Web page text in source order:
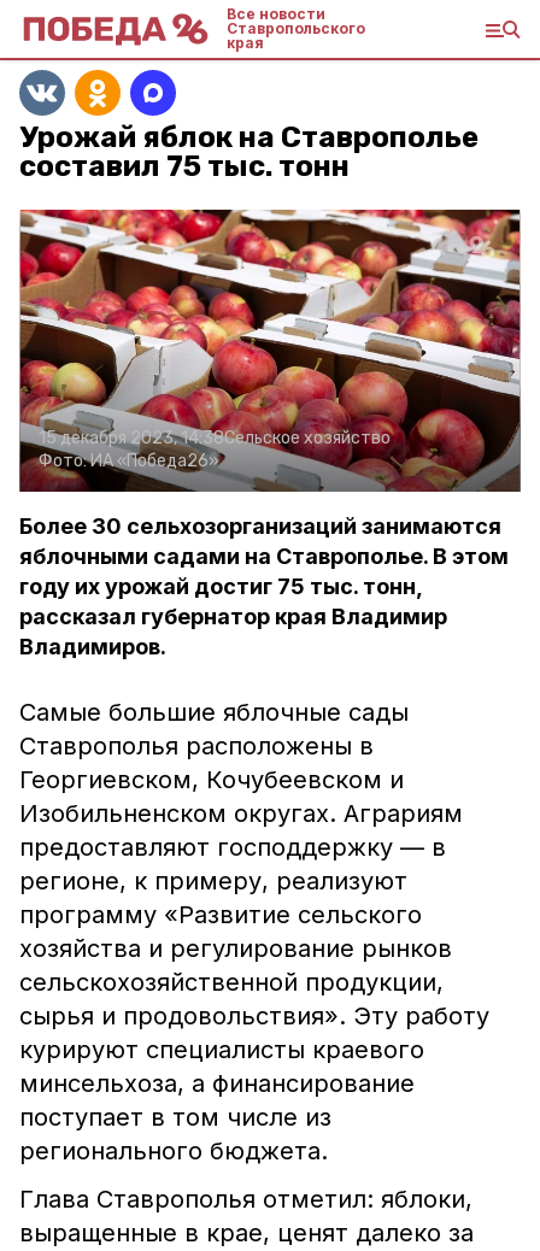
Все новости
Ставропольского
края
Урожай яблок на Ставрополье
составил 75 тыс. тонн
15 декабря 2023, 14:38Сельское хозяйство
Фото:ИА «Победа26»
Более 30 сельхозорганизаций занимаются
яблочными садами на Ставрополье. В этом
году их урожай достиг 75 тыс. тонн,
рассказал губернатор края Владимир
Владимиров.
Самые большие яблочные сады
Ставрополья расположены в
Георгиевском, Кочубеевском и
Изобильненском округах. Аграриям
предоставляют господдержку — в
регионе, к примеру, реализуют
программу «Развитие сельского
хозяйства и регулирование рынков
сельскохозяйственной продукции,
сырья и продовольствия». Эту работу
курируют специалисты краевого
минсельхоза, а финансирование
поступает в том числе из
регионального бюджета.
Глава Ставрополья отметил: яблоки,
выращенные в крае, ценят далеко за